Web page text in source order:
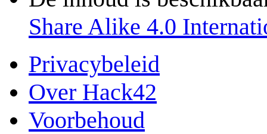
Share Alike 4.0
Privacybeleid
Over Hack42
Voorbehoud